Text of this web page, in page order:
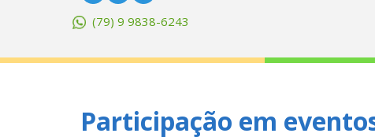
(79) 9 9838-6243
Participação em